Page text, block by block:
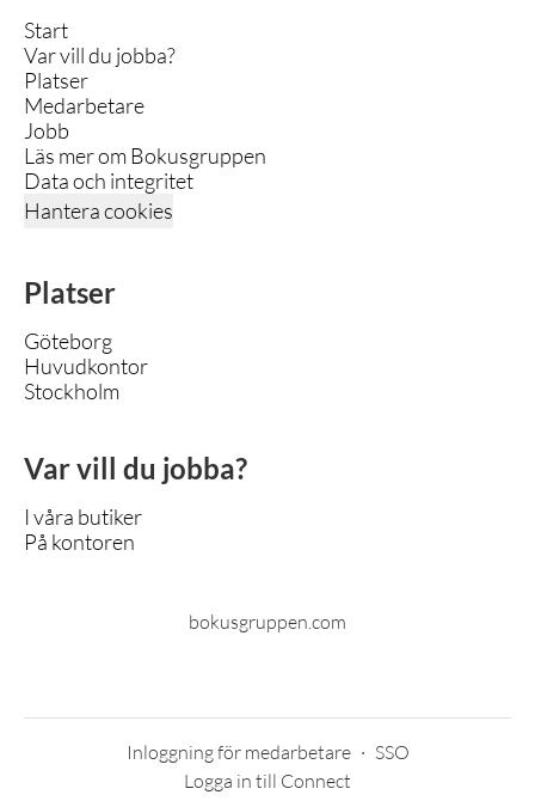
Start
Var vill du jobba?
Platser
Medarbetare
Jobb
Läs mer om Bokusgruppen
Data och integritet
Hantera cookies
Platser
Göteborg
Huvudkontor
Stockholm
Var vill du jobba?
I våra butiker
På kontoren
bokusgruppen.com
Inloggning för medarbetare · SSO
Logga in till Connect